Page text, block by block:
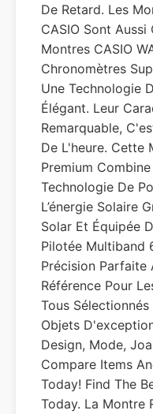
De Retard. Les
CASIO Sont
Montres CASIO
Chronomètres
Une Technologie
Élégant. Leur
Remarquable,
De L'heure. Cette
Premium
Technologie De
L’énergie Solaire
Solar Et Équipée
Pilotée Multiband
Précision Parfaite
Référence Pour
Tous
Objets
Design, Mode,
Compare Items
Today! Find The
Today. La Montre